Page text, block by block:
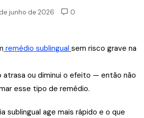
de junho de 2026
0
remédio sublingual sem risco grave na
atrasa ou diminui o efeito — então não
esse tipo de remédio.
sublingual age mais rápido e o que